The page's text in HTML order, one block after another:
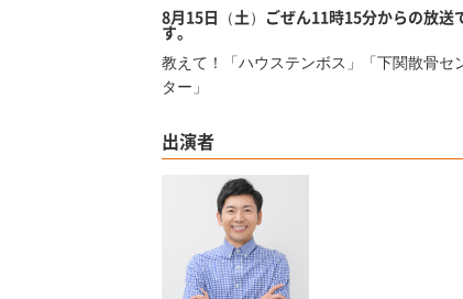
8月15日（土）ごぜん11時15分からの放送
す。
教えて！「ハウステンボス」「下関散骨セ
ター」
出演者